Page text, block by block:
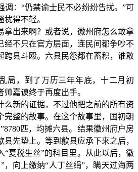
调：“仍禁谕士民不必纷纷告扰。”可
得不轻。
拿出来啊？或者说，徽州府怎么敢拿
经不只在官方层面，连民间都争吵不
跨县斗殴。六县民怨都在蓄积，谁敢
局，到了万历三年年底，十二月初
嘉谟终于再度出手。
么新的证据，不过他把之前的所有资
完整的故事。在这个故事里，国初朝
匹，均摊六县。结果徽州府户房
先垫上。等到歙县应承下来之后，
“夏税生丝”的科目里。从此以后，徽
，向上缴纳“人丁丝绢”，瞒天过海两